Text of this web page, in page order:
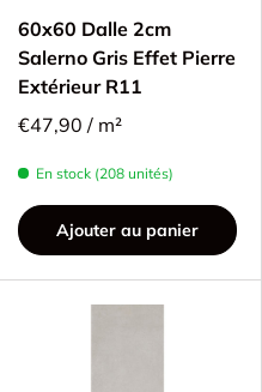
60x60 Dalle 2cm
Salerno Gris Effet Pierre
Extérieur R11
€47,90 / m²
En stock (208 unités)
Ajouter au panier